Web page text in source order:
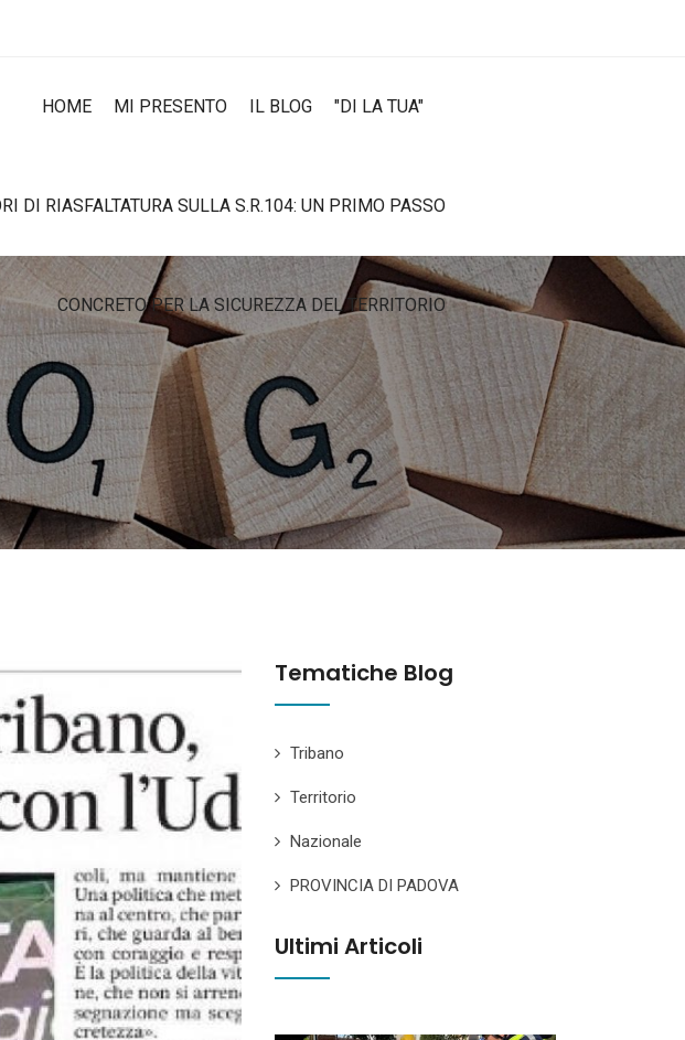
HOME MI PRESENTO IL BLOG "DI LA TUA"
DI RIASFALTATURA SULLA S.R.104: UN PRIMO PASSO
CONCRETO PER LA SICUREZZA DEL TERRITORIO
Tematiche Blog
Tribano
Territorio
Nazionale
PROVINCIA DI PADOVA
Ultimi Articoli